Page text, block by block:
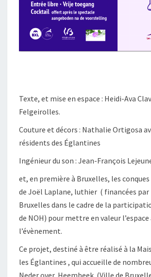
Texte, et mise en espace : Heidi-Ava
Felgeirolles.
Couture et décors : Nathalie Ortigosa
résidents des Églantines
Ingénieur du son : Jean-François
et, en première à Bruxelles, les
de Joël Laplane, luthier ( financées par
Bruxelles dans le cadre de la
de NOH) pour mettre en valeur
l’évènement.
Ce projet, destiné à être réalisé à la
les Églantines , qui accueille de
Neder over Heembeek (Ville de